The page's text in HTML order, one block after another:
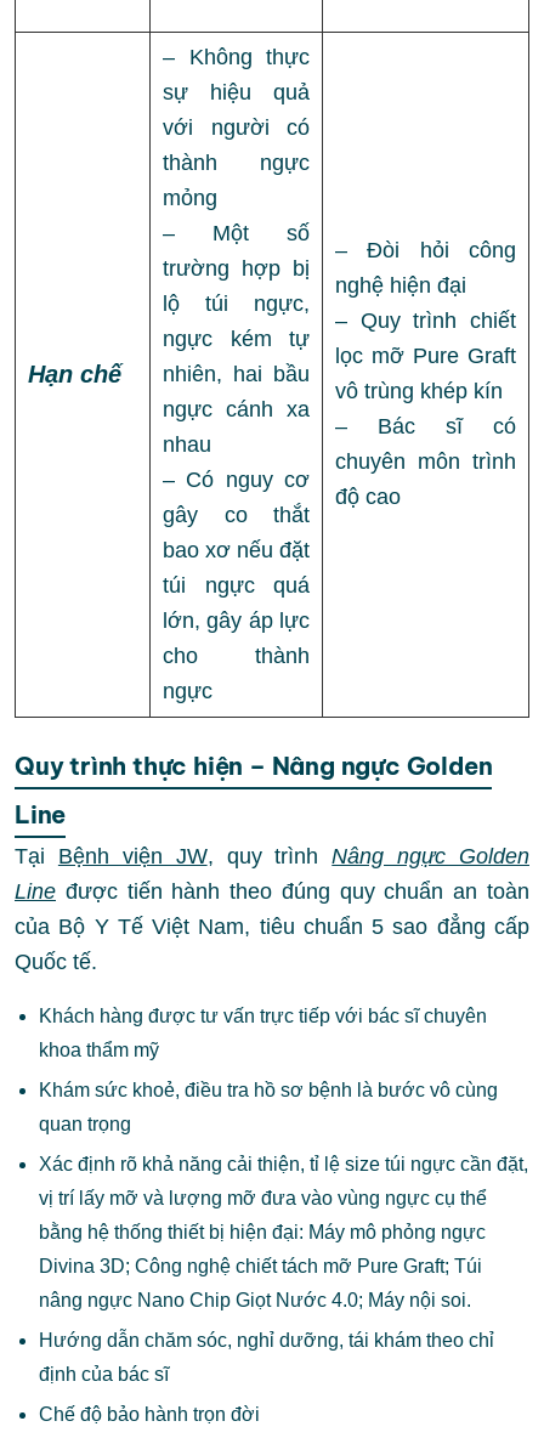
Hạn chế
– Không thực
sự hiệu quả
với người có
thành ngực
mỏng
– Một số
trường hợp bị
lộ túi ngực,
ngực kém tự
nhiên, hai bầu
ngực cánh xa
nhau
– Có nguy cơ
gây co thắt
bao xơ nếu đặt
túi ngực quá
lớn, gây áp lực
cho thành
ngực
– Đòi hỏi công
nghệ hiện đại
– Quy trình chiết
lọc mỡ Pure Graft
vô trùng khép kín
– Bác sĩ có
chuyên môn trình
độ cao
Quy trình thực hiện – Nâng ngực Golden
Line
Tại Bệnh viện JW, quy trìnhNâng ngực Golden
Line được tiến hành theo đúng quy chuẩn an toàn
của Bộ Y Tế Việt Nam, tiêu chuẩn 5 sao đẳng cấp
Quốc tế.
Khách hàng được tư vấn trực tiếp với bác sĩ chuyên
khoa thẩm mỹ
Khám sức khoẻ, điều tra hồ sơ bệnh là bước vô cùng
quan trọng
Xác định rõ khả năng cải thiện, tỉ lệ size túi ngực cần đặt,
vị trí lấy mỡ và lượng mỡ đưa vào vùng ngực cụ thể
bằng hệ thống thiết bị hiện đại: Máy mô phỏng ngực
Divina 3D; Công nghệ chiết tách mỡ Pure Graft; Túi
nâng ngực Nano Chip Giọt Nước 4.0; Máy nội soi.
Hướng dẫn chăm sóc, nghỉ dưỡng, tái khám theo chỉ
định của bác sĩ
Chế độ bảo hành trọn đời